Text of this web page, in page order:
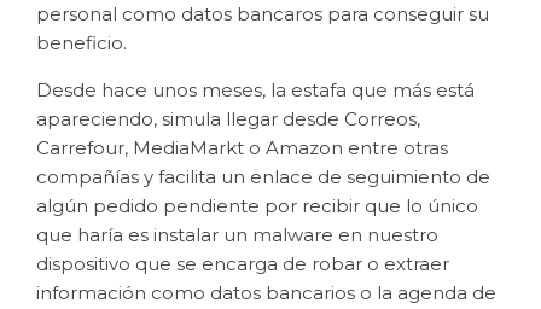
personal como datos bancaros para conseguir su
beneficio.
Desde hace unos meses, la estafa que más está
apareciendo, simula llegar desde Correos,
Carrefour, MediaMarkt o Amazon entre otras
compañías y facilita un enlace de seguimiento de
algún pedido pendiente por recibir que lo único
que haría es instalar un malware en nuestro
dispositivo que se encarga de robar o extraer
información como datos bancarios o la agenda de